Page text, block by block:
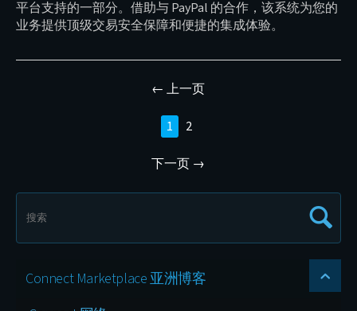
平台支持的一部分。借助与 PayPal 的合作，该系统为您的
业务提供顶级交易安全保障和便捷的集成体验。
上一页
1 2
下一页
Connect Marketplace 亚洲博客